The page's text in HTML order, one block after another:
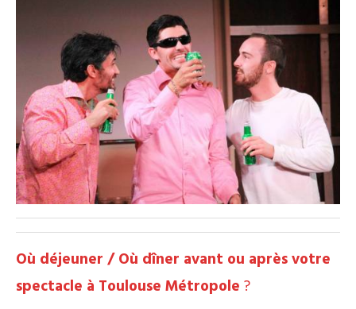
Où déjeuner / Où dîner avant ou après votre
spectacle à Toulouse Métropole ?